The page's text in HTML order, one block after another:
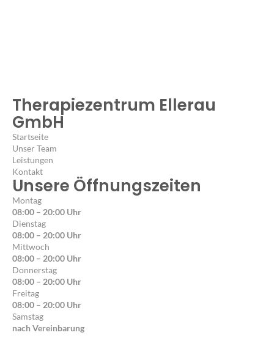
Therapiezentrum Ellerau
GmbH
Startseite
Unser Team
Leistungen
Kontakt
Unsere Öffnungszeiten
Montag
08:00 – 20:00 Uhr
Dienstag
08:00 – 20:00 Uhr
Mittwoch
08:00 – 20:00 Uhr
Donnerstag
08:00 – 20:00 Uhr
Freitag
08:00 – 20:00 Uhr
Samstag
nach Vereinbarung